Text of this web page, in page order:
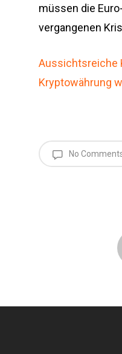
müssen die
vergangenen
Aussichtsreiche
Kryptowährung
No